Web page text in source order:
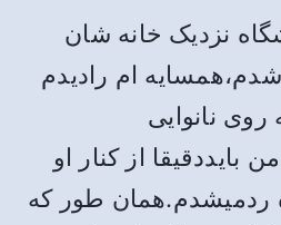
نزدیک خانه شان
ام رادیدم
نانوایی
بایددقیقا از کنار او
ردمیشدم.همان طور که